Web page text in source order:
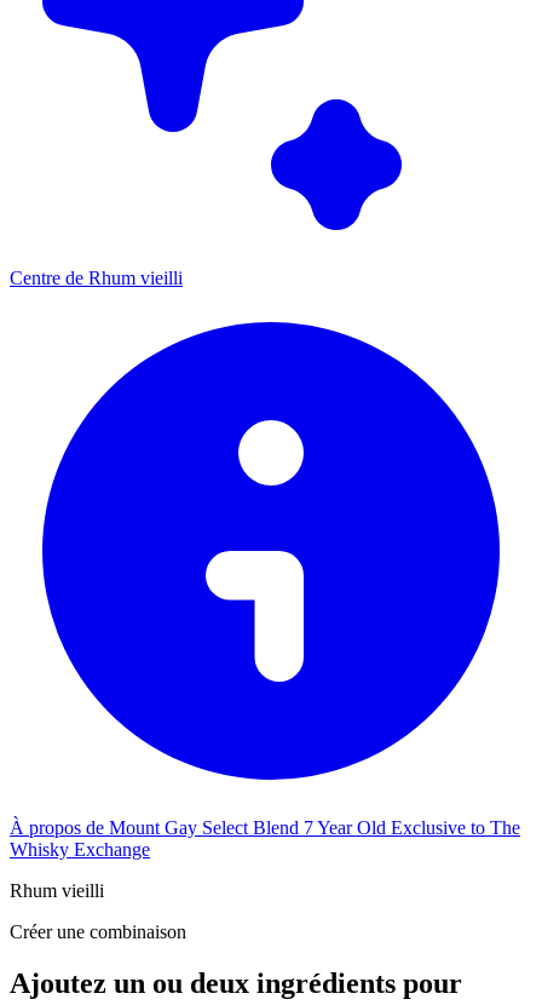
Centre de Rhum vieilli
À propos de Mount Gay Select Blend 7 Year Old Exclusive to The
Whisky Exchange
Rhum vieilli
Créer une combinaison
Ajoutez un ou deux ingrédients pour